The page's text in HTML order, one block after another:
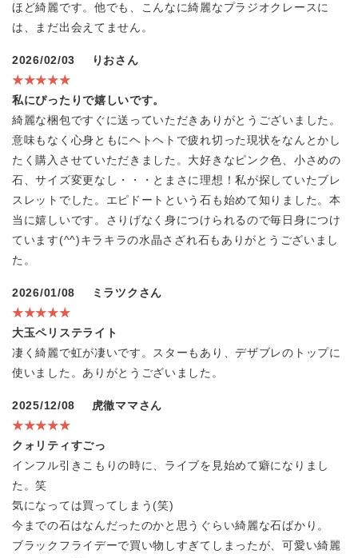
ほど綺麗です。他でも、こんなに綺麗なプラジオクレースに
は、まだ出会えてません。
2026/02/03
りおさん
★★★★★
私にぴったりで嬉しいです。
綺麗な梱包ですぐに送っていただきありがとうございました。
意味もなく心身ともにヘトヘトで疲れ切った現状をなんとかし
たく購入させていただきました。大好きなピンク色、小さめの
石、サイズ変更なし・・・とまさに理想！私が探していたブレ
スレットでした。エピドートという石も始めて知りました。本
当に嬉しいです。さりげなく身につけられるので毎日身につけ
ています(^^)キラキラの水晶さざれ石もありがとうございまし
た。
2026/01/08
ミラツクさん
★★★★★
大玉ペリステライト
凄く綺麗で虹が凄いです。スターもあり、デザブレのトップに
使いました。ありがとうございました。
2025/12/08
虎徹ママさん
★★★★★
クォリティすごっ
インフル引きこもりの時に、ライブを見始めて癖になりまし
た。笑
気になっては買ってしまう(笑)
今までの石はなんだったのかと思うぐらい綺麗な石ばかり。
ブラックフライデーで買い物しすぎてしまったが、可愛い綺麗